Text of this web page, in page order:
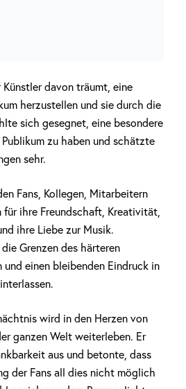
davon träumt, eine
herzustellen und sie durch die
sich gesegnet, eine besondere
zu haben und schätzte
sehr.
Fans, Kollegen, Mitarbeitern
für ihre Freundschaft, Kreativität,
ihre Liebe zur Musik.
Grenzen des härteren
einen bleibenden Eindruck in
wird in den Herzen von
ganzen Welt weiterleben. Er
aus und betonte, dass
der Fans all dies nicht möglich